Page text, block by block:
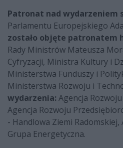
Patronat nad wydarzeniem
Parlamentu Europejskiego
zostało objęte patronatem
Rady Ministrów Mateusza
Cyfryzacji, Ministra Kultury i
Ministerstwa Funduszy i
Ministerstwa Rozwoju i
wydarzenia: Agencja
Agencja Rozwoju
- Handlowa Ziemi Radomskiej,
Grupa Energetyczna.